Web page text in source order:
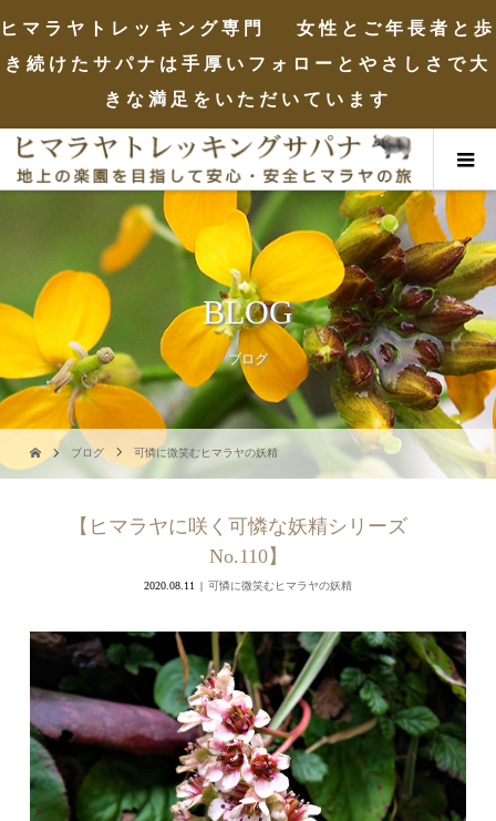
ヒマラヤトレッキング専門 女性とご年長者と歩
き続けたサパナは手厚いフォローとやさしさで大
きな満足をいただいています
BLOG
ブログ
ブログ 可憐に微笑むヒマラヤの妖精
【ヒマラヤに咲く可憐な妖精シリーズ
No.110】
2020.08.11 可憐に微笑むヒマラヤの妖精